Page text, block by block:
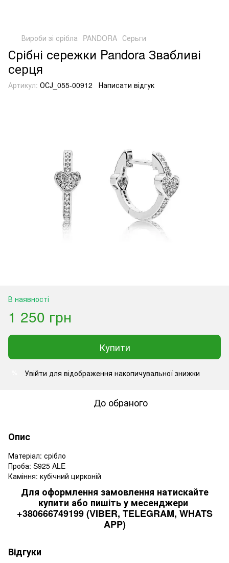
Вироби зі срібла PANDORA Серьги
Срібні сережки Pandora Звабливі
серця
Артикул: ОСJ_055-00912 Написати відгук
В наявності
1 250 грн
Купити
Увійти для відображення накопичувальної знижки
До обраного
Опис
Матеріал: срібло
Проба: S925 ALE
Каміння: кубічний цирконій
Для оформлення замовлення натискайте
купити або пишіть у месенджери
+380666749199 (VIBER, TELEGRAM, WHATS
APP)
Відгуки